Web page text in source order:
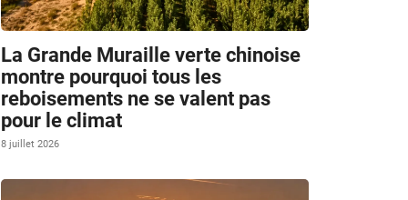
La Grande Muraille verte chinoise
montre pourquoi tous les
reboisements ne se valent pas
pour le climat
8 juillet 2026